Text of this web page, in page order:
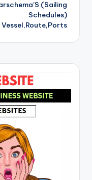
(Sailing
Schedules)
Vessel,Route,Ports